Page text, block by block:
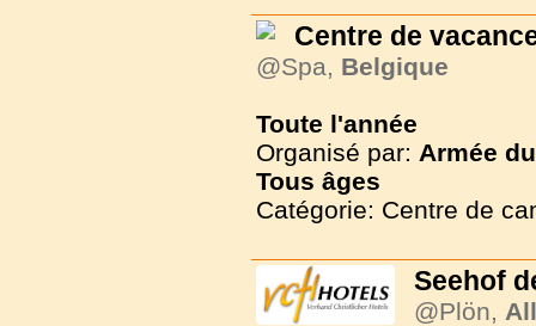
Centre de
@Spa, Belgique
Toute l'année
Organisé par: Armée
Tous âges
Catégorie: Centre de
Seehof
@Plön,